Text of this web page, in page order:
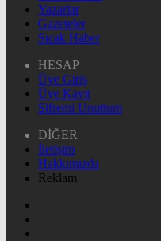
Yazarlar
Gazeteler
Sıcak Haber
HESAP
Üye Giriş
Üye Kayıt
Şifremi Unuttum
DİĞER
İletişim
Hakkımızda
Reklam